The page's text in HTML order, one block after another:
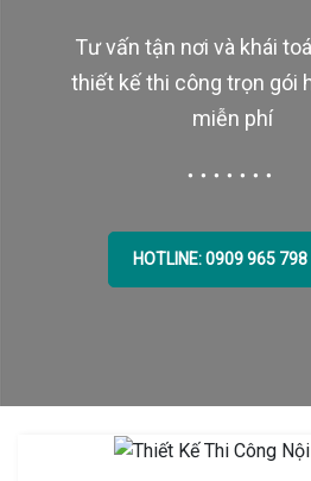
Tư vấn tận nơi và khái
thiết kế thi công trọn gói
miễn phí
HOTLINE: 0909 965 798